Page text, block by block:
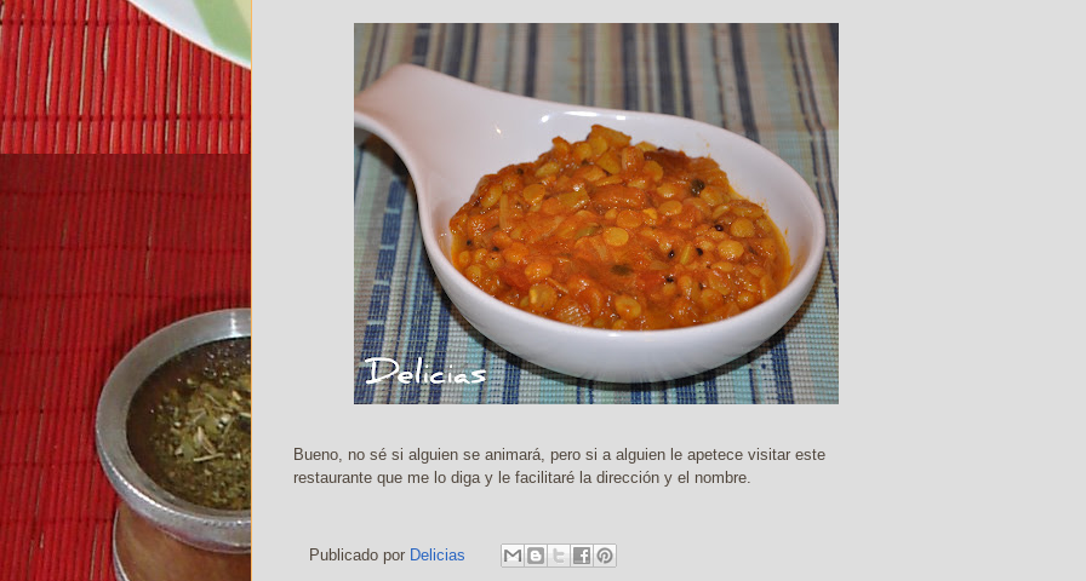
Bueno, no sé si alguien se animará, pero si a alguien le apetece visitar este
restaurante que me lo diga y le facilitaré la dirección y el nombre.
Publicado por Delicias